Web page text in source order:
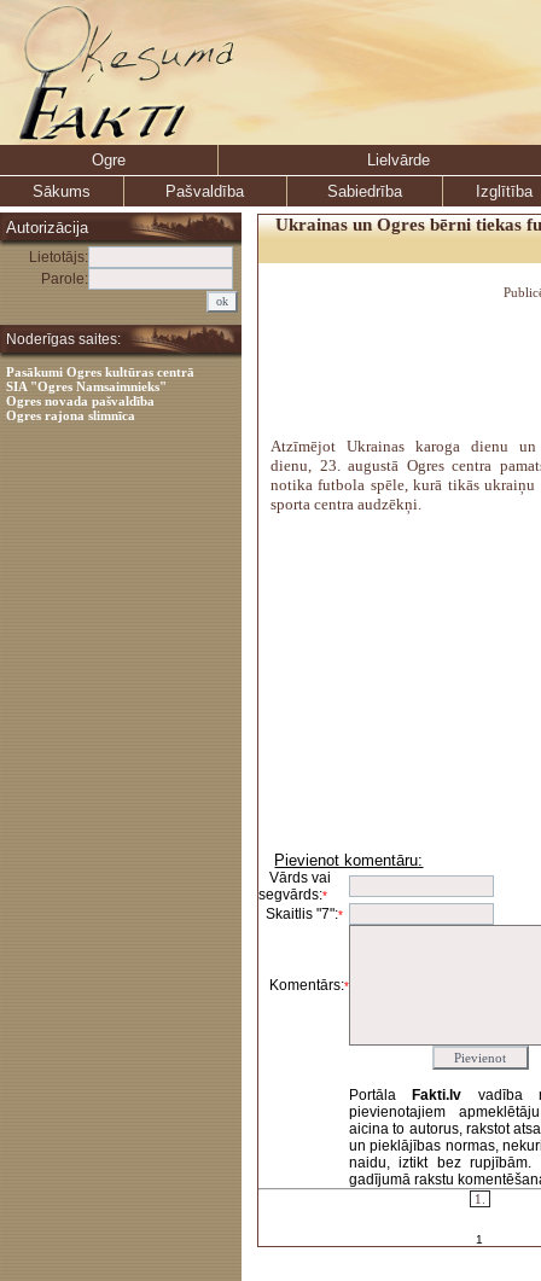
Ogre
Lielvārde
Sākums
Pašvaldība Sabiedrība
Izglītība
Autorizācija
Lietotājs:
Parole:
Noderīgas saites:
Pasākumi Ogres kultūras centrā
SIA "Ogres Namsaimnieks"
Ogres novada pašvaldība
Ogres rajona slimnīca
Ukrainas un Ogres bērni tiekas
Atzīmējot Ukrainas karoga dienu un
dienu, 23. augustā Ogres centra
notika futbola spēle, kurā tikās ukraiņu
sporta centra audzēkņi.
Pievienot komentāru:
Vārds vai
segvārds:*
Skaitlis "7":*
Komentārs:*
Portāla Fakti.lv vadība
pievienotajiem
aicina to autorus, rakstot
un pieklājības normas,
naidu, iztikt bez rupjībām.
gadījumā rakstu
1.
1